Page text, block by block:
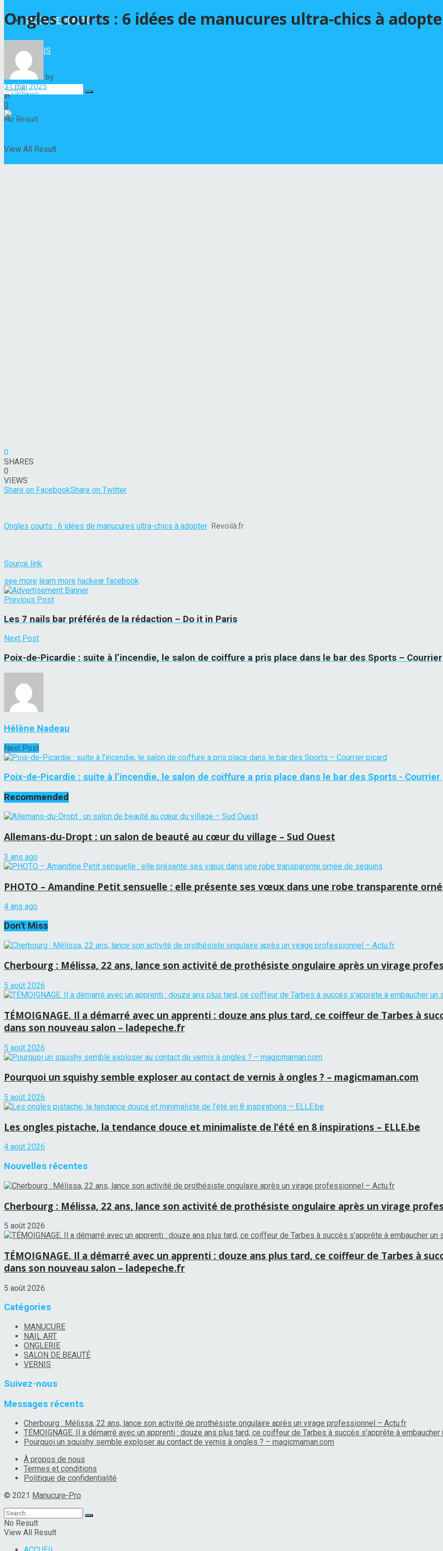
SALON DE BEAUTÉ
VERNIS
No Result
View All Result
Ongles courts : 6 idées de manucures ultra-chics à
by
31 mai 2025
in VERNIS
0
0
SHARES
0
VIEWS
Share on FacebookShare on Twitter
Ongles courts : 6 idées de manucures ultra-chics à adopter Revoilà.fr
Source link
see more learn more hackear facebook
Previous Post
Les 7 nails bar préférés de la rédaction – Do it in Paris
Next Post
Poix-de-Picardie : suite à l’incendie, le salon de coiffure a pris place dans le bar des Sports –
Hélène Nadeau
Next Post
Poix-de-Picardie : suite à l’incendie, le salon de coiffure a pris place dans le bar des Sports - Courrier
Recommended
Allemans-du-Dropt : un salon de beauté au cœur du village – Sud Ouest
3 ans ago
PHOTO – Amandine Petit sensuelle : elle présente ses vœux dans une robe transparente
4 ans ago
Don't Miss
Cherbourg : Mélissa, 22 ans, lance son activité de prothésiste ongulaire après un virage
5 août 2026
TÉMOIGNAGE. Il a démarré avec un apprenti : douze ans plus tard, ce coiffeur de Tarbes à
dans son nouveau salon – ladepeche.fr
5 août 2026
Pourquoi un squishy semble exploser au contact de vernis à ongles ? – magicmaman.com
5 août 2026
Les ongles pistache, la tendance douce et minimaliste de l’été en 8 inspirations – ELLE.be
4 août 2026
Nouvelles récentes
Cherbourg : Mélissa, 22 ans, lance son activité de prothésiste ongulaire après un virage
5 août 2026
TÉMOIGNAGE. Il a démarré avec un apprenti : douze ans plus tard, ce coiffeur de Tarbes à
dans son nouveau salon – ladepeche.fr
5 août 2026
Catégories
MANUCURE
NAIL ART
ONGLERIE
SALON DE BEAUTÉ
VERNIS
Suivez-nous
Messages récents
Cherbourg : Mélissa, 22 ans, lance son activité de prothésiste ongulaire après un virage professionnel – Actu.fr
TÉMOIGNAGE. Il a démarré avec un apprenti : douze ans plus tard, ce coiffeur de Tarbes à succès s'apprête à
Pourquoi un squishy semble exploser au contact de vernis à ongles ? – magicmaman.com
À propos de nous
Termes et conditions
Politique de confidentialité
© 2021 Manucure-Pro
No Result
View All Result